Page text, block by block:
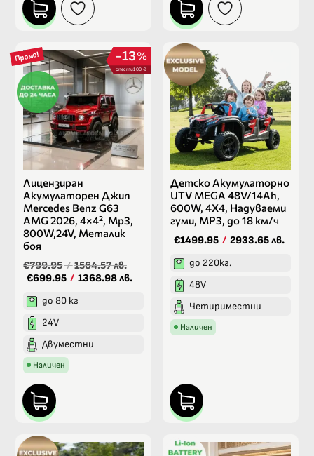
Промо! %
13
спести 100 €
Лицензиран
Акумулаторен Джип
Mercedes Benz G63
AMG 2026, 4×4², Mp3,
800W,24V, Металик
боя
€799.95/1564.57 лв.
€699.95 / 1368.98 лв.
до 80 кг
24V
Двуместни
Наличен
Детско Акумулаторно
UTV MEGA 48V/14Ah,
600W, 4X4, Надуваеми
гуми, МР3, до 18 км/ч
€1499.95 / 2933.65 лв.
до 220кг.
48V
Четириместни
Наличен